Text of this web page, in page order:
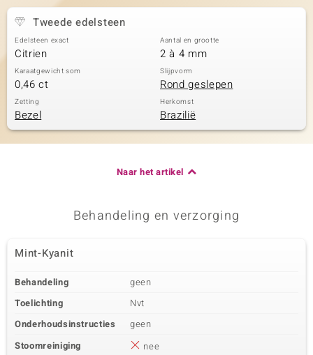
Tweede edelsteen
Edelsteen exact
Citrien
Aantal en grootte
2 à 4 mm
Karaatgewicht som
0,46 ct
Slijpvorm
Rond geslepen
Zetting
Bezel
Herkomst
Brazilië
Naar het artikel
Behandeling en verzorging
Mint-Kyanit
Behandeling
geen
Toelichting
Nvt
Onderhoudsinstructies
geen
Stoomreiniging
nee